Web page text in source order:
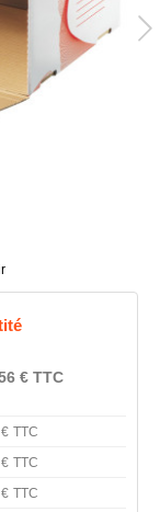
€TTC
€ TTC
TTC
€ TTC